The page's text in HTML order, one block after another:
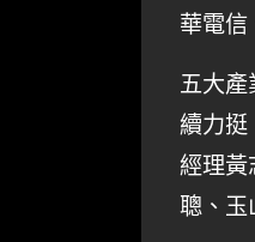
華電信
五大產
續力挺
經理黃
聰、玉